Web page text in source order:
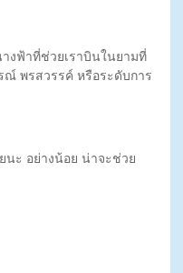
งฟ้าที่ช่วยเราบินในยามที่
ณ์ พรสวรรค์ หรือระดับการ
นะ อย่างน้อย น่าจะช่วย